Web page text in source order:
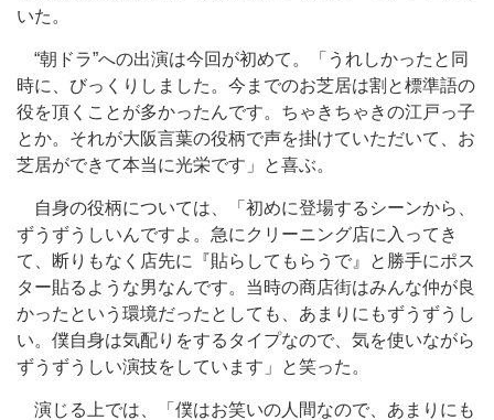
いた。
“朝ドラ”への出演は今回が初めて。「うれしかったと同
時に、びっくりしました。今までのお芝居は割と標準語の
役を頂くことが多かったんです。ちゃきちゃきの江戸っ子
とか。それが大阪言葉の役柄で声を掛けていただいて、お
芝居ができて本当に光栄です」と喜ぶ。
自身の役柄については、「初めに登場するシーンから、
ずうずうしいんですよ。急にクリーニング店に入ってき
て、断りもなく店先に『貼らしてもらうで』と勝手にポス
ター貼るような男なんです。当時の商店街はみんな仲が良
かったという環境だったとしても、あまりにもずうずうし
い。僕自身は気配りをするタイプなので、気を使いながら
ずうずうしい演技をしています」と笑った。
演じる上では、「僕はお笑いの人間なので、あまりにも